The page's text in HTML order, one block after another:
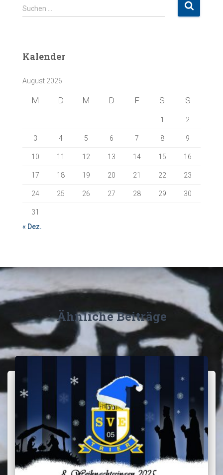
S
u
n
a
Suchen …
Kalender
August 2026
M D M D F S S
1 2
3 4 5 6 7 8 9
10 11 12 13 14 15 16
17 18 19 20 21 22 23
24 25 26 27 28 29 30
31
« Dez.
Ähnliche Beiträge